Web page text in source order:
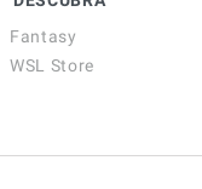
Fantasy
WSL Store